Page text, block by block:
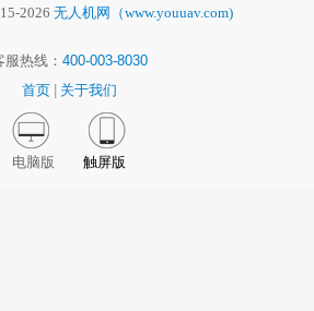
2026 无人机网（www.youuav.com)
服热线： 400-003-8030
首页
关于我们
电脑版 触屏版